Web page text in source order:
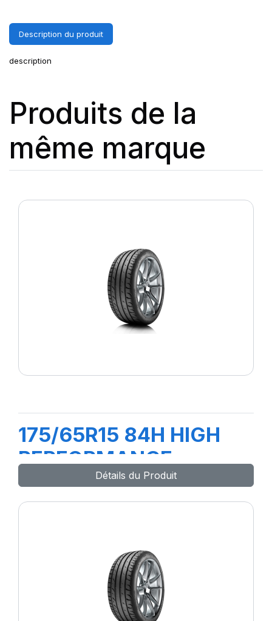
Description du produit
description
Produits de la
même marque
175/65R15 84H HIGH
PERFORMANCE
Détails du Produit